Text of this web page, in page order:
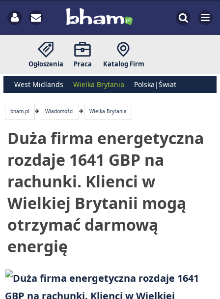
Ogłoszenia Praca Katalog Firm
West Midlands Wielka Brytania Polska|Świat
bham.pl Wiadomości Wielka Brytania
Duża firma energetyczna
rozdaje 1641 GBP na
rachunki. Klienci w
Wielkiej Brytanii mogą
otrzymać darmową
energię